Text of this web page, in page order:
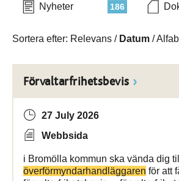
186
Nyheter
Sortera efter: Relevans / Datum /
Förvaltarfrihetsbevis
27 July 2026
Webbsida
i Bromölla kommun ska vända dig till
överförmyndarhandläggaren för att